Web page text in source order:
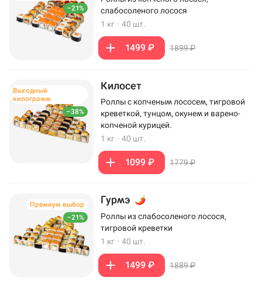
–21%
слабосоленого лосося
1 кг · 40 шт.
1499 ₽ 1899 ₽
–38%
Выгодный
килограмм
Килосет
Роллы с копченым лососем, тигровой
креветкой, тунцом, окунем и варено-
копченой курицей.
1 кг · 40 шт.
1099 ₽ 1779 ₽
–21%
Премиум выбор Гурмэ
Роллы из слабосоленого лосося,
тигровой креветки
1 кг · 40 шт.
1499 ₽ 1889 ₽